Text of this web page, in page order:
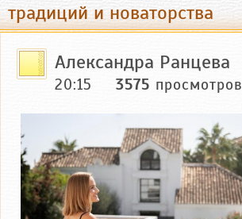
традиций и новаторства
Александра Ранцева
20:15
3575 просмотров